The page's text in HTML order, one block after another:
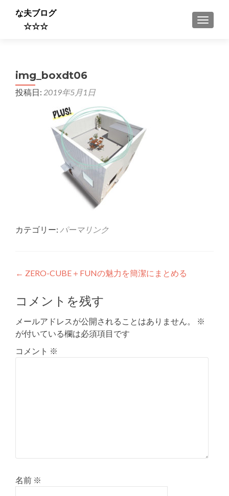
ナビゲ
な夫ブログ
☆☆☆
img_boxdt06
投稿日: 2019年5月1日
カテゴリー: パーマリンク
投
稿
ナ
ビ
ゲ
← ZERO-CUBE＋FUNの魅力を簡潔にまとめる
コメントを残す
メールアドレスが公開されることはありません。
※
が付いている欄は必須項目です
コメント ※
名前 ※